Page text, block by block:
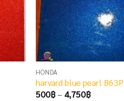
HONDA
harvard blue pearl B63P
500฿ – 4,750฿Price